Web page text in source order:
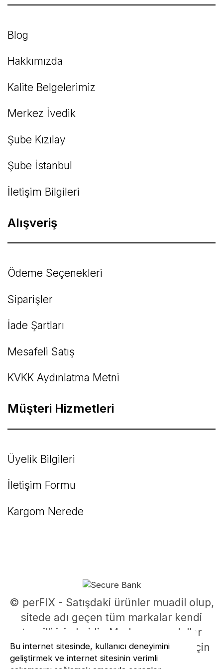
Bu internet sitesinde, kullanıcı deneyimini
geliştirmek ve internet sitesinin verimli
Bu ürüne benzer farklı alternatifler olmalı.
Blog
Hakkımızda
Kalite Belgelerimiz
Merkez İvedik
Şube Kızılay
Şube İstanbul
İletişim Bilgileri
Alışveriş
Ödeme Seçenekleri
Siparişler
İade Şartları
Mesafeli Satış
KVKK Aydınlatma Metni
Müşteri Hizmetleri
Üyelik Bilgileri
İletişim Formu
Kargom Nerede
© perFIX - Satışdaki ürünler muadil olup,
sitede adı geçen tüm markalar kendi
tescilli isimleridir. Marka ve modeller
parça uyumluluklarının belirlenmesi için
kullanılmıştır.